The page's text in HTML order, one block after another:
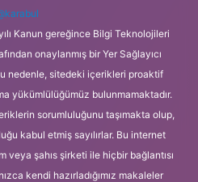
Kanun gereğince Bilgi Teknolojileri
onaylanmış bir Yer Sağlayıcı
nedenle, sitedeki içerikleri proaktif
yükümlülüğümüz bulunmamaktadır.
sorumluluğunu taşımakta olup,
kabul etmiş sayılırlar. Bu internet
veya şahıs şirketi ile hiçbir bağlantısı
kendi hazırladığımız makaleler